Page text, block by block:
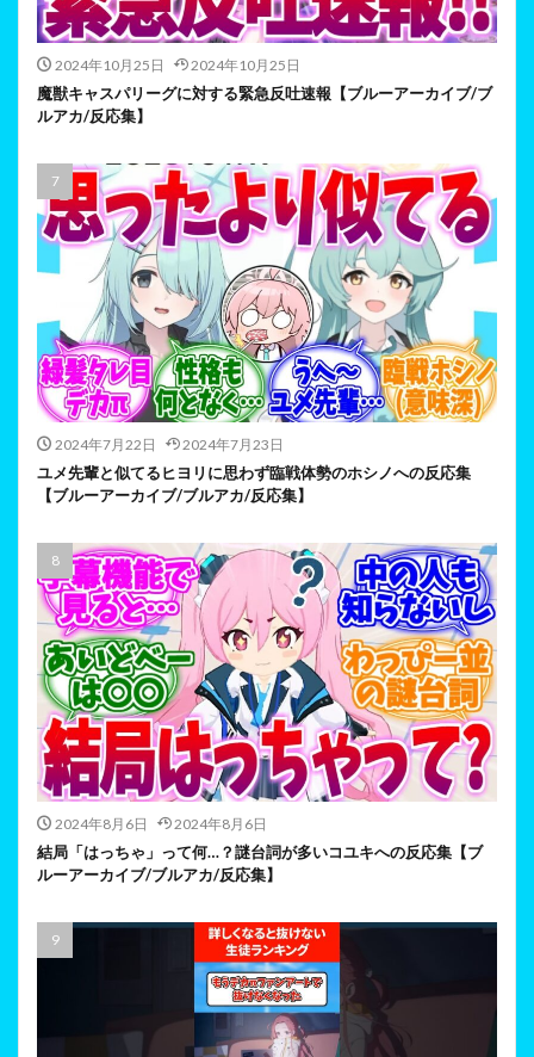
2024年10月25日 2024年10月25日
魔獣キャスパリーグに対する緊急反吐速報【ブルーアーカイブ/ブ
ルアカ/反応集】
2024年7月22日 2024年7月23日
ユメ先輩と似てるヒヨリに思わず臨戦体勢のホシノへの反応集
【ブルーアーカイブ/ブルアカ/反応集】
2024年8月6日 2024年8月6日
結局「はっちゃ」って何…？謎台詞が多いコユキへの反応集【ブ
ルーアーカイブ/ブルアカ/反応集】